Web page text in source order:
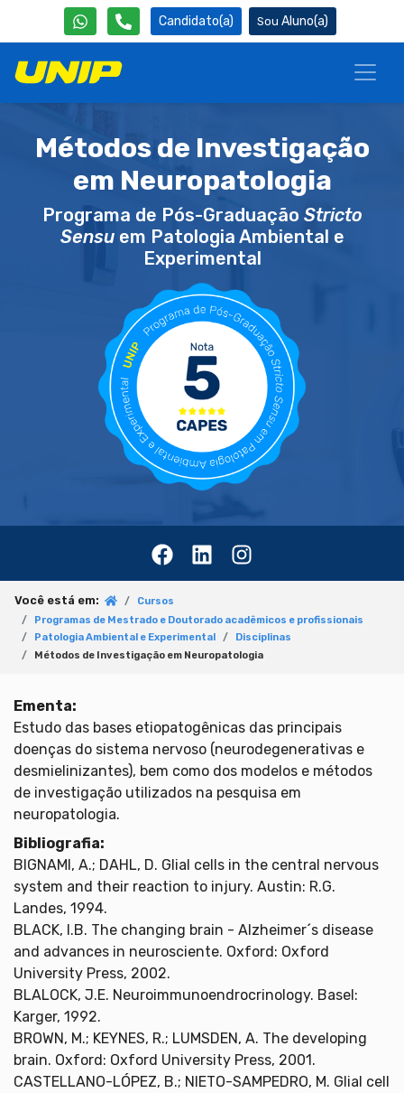
Candidato(a) Aluno(a)
Métodos de Investigação
em Neuropatologia
Programa de Pós-Graduação Stricto
Sensuem Patologia Ambiental e
Experimental
Você está em:
Cursos
Programas de Mestrado e Doutorado acadêmicos e profissionais
Patologia Ambiental e Experimental
Disciplinas
Métodos de Investigação em Neuropatologia
Ementa:
Estudo das bases etiopatogênicas das principais
doenças do sistema nervoso (neurodegenerativas e
desmielinizantes), bem como dos modelos e métodos
de investigação utilizados na pesquisa em
neuropatologia.
Bibliografia:
BIGNAMI, A.; DAHL, D. Glial cells in the central nervous
system and their reaction to injury. Austin: R.G.
Landes, 1994.
BLACK, I.B. The changing brain - Alzheimer´s disease
and advances in neurosciente. Oxford: Oxford
University Press, 2002.
BLALOCK, J.E. Neuroimmunoendrocrinology. Basel:
Karger, 1992.
BROWN, M.; KEYNES, R.; LUMSDEN, A. The developing
brain. Oxford: Oxford University Press, 2001.
CASTELLANO-LÓPEZ, B.; NIETO-SAMPEDRO, M. Glial cell